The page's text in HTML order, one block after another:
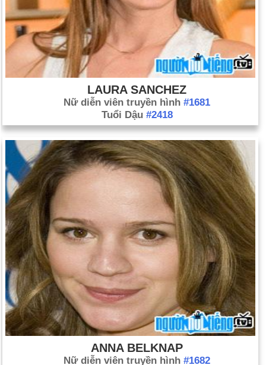
LAURA SANCHEZ
Nữ diễn viên truyền hình #1681
Tuổi Dậu #2418
ANNA BELKNAP
Nữ diễn viên truyền hình #1682